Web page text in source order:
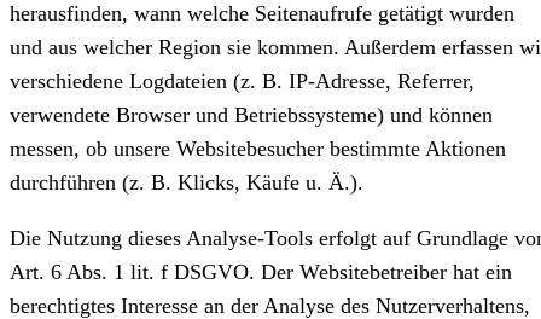
herausfinden, wann welche Seitenaufrufe getätigt wurden
und aus welcher Region sie kommen. Außerdem erfassen
verschiedene Logdateien (z. B. IP-Adresse, Referrer,
verwendete Browser und Betriebssysteme) und können
messen, ob unsere Websitebesucher bestimmte Aktionen
durchführen (z. B. Klicks, Käufe u. Ä.).
Die Nutzung dieses Analyse-Tools erfolgt auf Grundlage
Art. 6 Abs. 1 lit. f DSGVO. Der Websitebetreiber hat ein
berechtigtes Interesse an der Analyse des Nutzerverhaltens,